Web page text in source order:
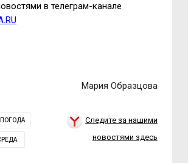
в телеграм-канале
Мария Образцова
ПОГОДА
Следите за нашими
новостями здесь